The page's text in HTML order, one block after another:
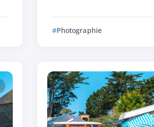
Photographie